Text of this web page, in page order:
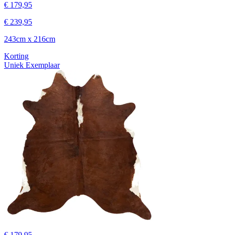
€ 179,95
€ 239,95
243cm x 216cm
Korting
Uniek Exemplaar